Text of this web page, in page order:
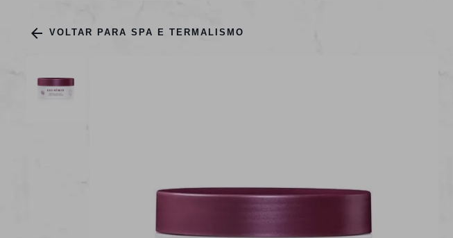
 VOLTAR PARA SPA E TERMALISMO